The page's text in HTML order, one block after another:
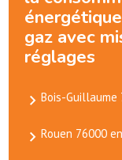
gaz avec
réglages
Bois-Guillaume
Rouen 76000